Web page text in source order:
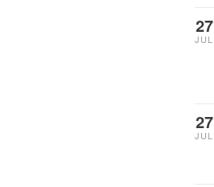
27
JUL
27
JUL